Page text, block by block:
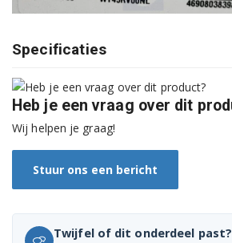
3SC76300A/05
3SC76300A/06
3SC76300A/09
3SC76300A/11
3SC76300A/12
Specificaties
Heb je een vraag over dit
Wij helpen je graag!
Stuur ons een bericht
Twijfel of dit onderdeel past?